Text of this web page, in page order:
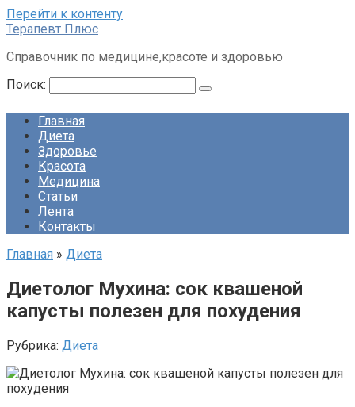
Перейти к контенту
Терапевт Плюс
Справочник по медицине,красоте и здоровью
Поиск:
Главная
Диета
Здоровье
Красота
Медицина
Статьи
Лента
Контакты
Главная » Диета
Диетолог Мухина: сок квашеной
капусты полезен для похудения
Рубрика: Диета